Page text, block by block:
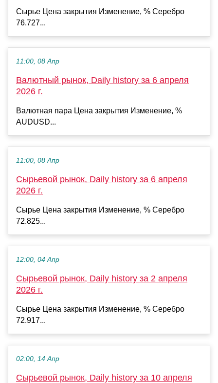
Сырье Цена закрытия Изменение, % Серебро
76.727...
11:00, 08 Апр
Валютный рынок, Daily history за 6 апреля
2026 г.
Валютная пара Цена закрытия Изменение, %
AUDUSD...
11:00, 08 Апр
Сырьевой рынок, Daily history за 6 апреля
2026 г.
Сырье Цена закрытия Изменение, % Серебро
72.825...
12:00, 04 Апр
Сырьевой рынок, Daily history за 2 апреля
2026 г.
Сырье Цена закрытия Изменение, % Серебро
72.917...
02:00, 14 Апр
Сырьевой рынок, Daily history за 10 апреля